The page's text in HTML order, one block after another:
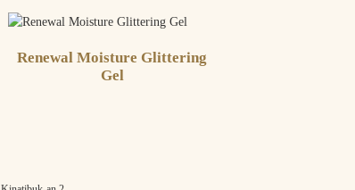
Renewal Moisture Glittering
Gel